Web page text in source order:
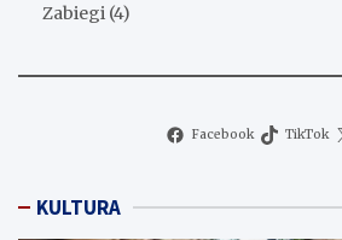
Zabiegi (4)
Facebook TikTok
KULTURA